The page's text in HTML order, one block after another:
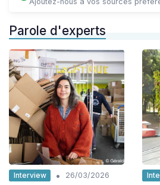
Parole d'experts
Interview •
26/03/2026